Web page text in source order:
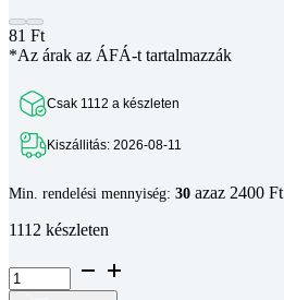
81 Ft
*Az árak az ÁFÁ-t tartalmazzák
Csak 1112 a készleten
Kiszállitás: 2026-08-11
Min. rendelési mennyiség: 30 azaz 2400 Ft
1112 készleten
Süllyesztett
fejű